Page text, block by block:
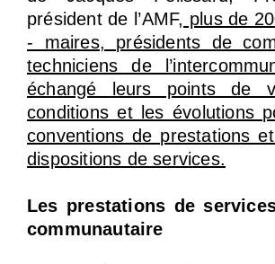
président de l’AMF, plus de
- maires, présidents de
techniciens de
échangé leurs points de
conditions et les évolutions
conventions de prestations
dispositions de services.
Les prestations de
communautaire